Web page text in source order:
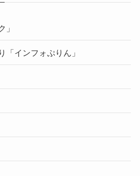
」
「インフォぷりん」